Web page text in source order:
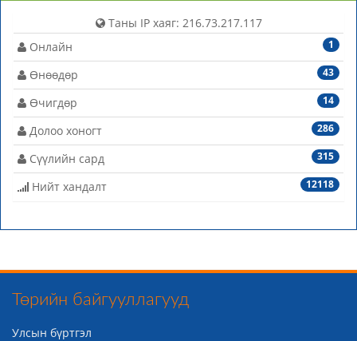
Таны IP хаяг: 216.73.217.117
1
Онлайн
43
Өнөөдөр
14
Өчигдөр
286
Долоо хоногт
315
Сүүлийн сард
12118
Нийт хандалт
Төрийн байгууллагууд
Улсын бүртгэл